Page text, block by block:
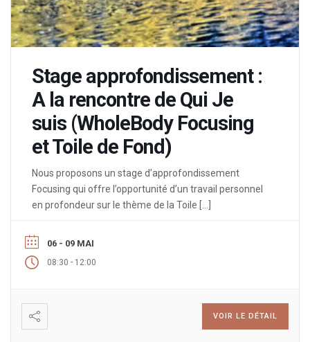
Stage approfondissement :
A la rencontre de Qui Je
suis (WholeBody Focusing
et Toile de Fond)
Nous proposons un stage d’approfondissement
Focusing qui offre l’opportunité d’un travail personnel
en profondeur sur le thème de la Toile […]
06 - 09 MAI
08:30 - 12:00
VOIR LE DÉTAIL